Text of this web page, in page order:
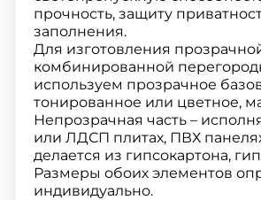
прочность, защиту
заполнения.
Для изготовления
комбинированной
используем прозрачное
тонированное или цветное,
Непрозрачная часть –
или ЛДСП плитах, ПВХ
делается из гипсокартона,
Размеры обоих элементов
индивидуально.